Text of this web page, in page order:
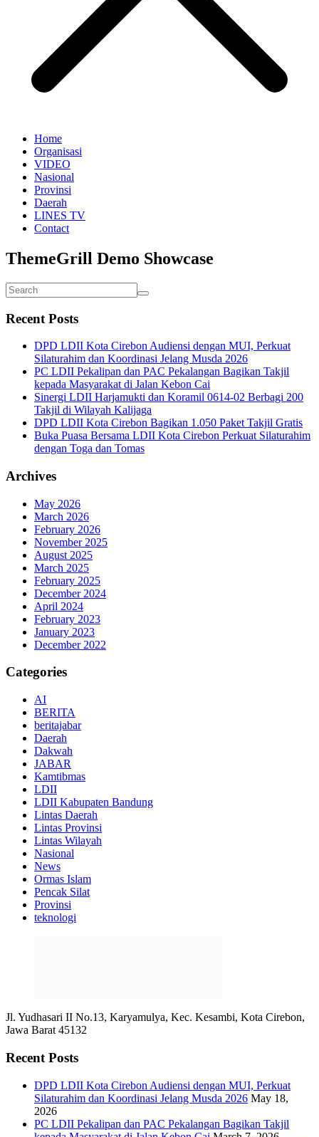
Home
Organisasi
VIDEO
Nasional
Provinsi
Daerah
LINES TV
Contact
ThemeGrill Demo Showcase
Recent Posts
DPD LDII Kota Cirebon Audiensi dengan MUI, Perkuat
Silaturahim dan Koordinasi Jelang Musda 2026
PC LDII Pekalipan dan PAC Pekalangan Bagikan Takjil
kepada Masyarakat di Jalan Kebon Cai
Sinergi LDII Harjamukti dan Koramil 0614-02 Berbagi 200
Takjil di Wilayah Kalijaga
DPD LDII Kota Cirebon Bagikan 1.050 Paket Takjil Gratis
Buka Puasa Bersama LDII Kota Cirebon Perkuat Silaturahim
dengan Toga dan Tomas
Archives
May 2026
March 2026
February 2026
November 2025
August 2025
March 2025
February 2025
December 2024
April 2024
February 2023
January 2023
December 2022
Categories
AI
BERITA
beritajabar
Daerah
Dakwah
JABAR
Kamtibmas
LDII
LDII Kabupaten Bandung
Lintas Daerah
Lintas Provinsi
Lintas Wilayah
Nasional
News
Ormas Islam
Pencak Silat
Provinsi
teknologi
Jl. Yudhasari II No.13, Karyamulya, Kec. Kesambi, Kota Cirebon,
Jawa Barat 45132
Recent Posts
DPD LDII Kota Cirebon Audiensi dengan MUI, Perkuat
Silaturahim dan Koordinasi Jelang Musda 2026 May 18,
2026
PC LDII Pekalipan dan PAC Pekalangan Bagikan Takjil